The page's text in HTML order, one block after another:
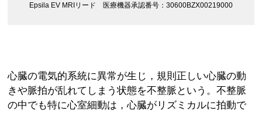
Epsila EV MRIリード 医療機器承認番号：30600BZX00219000
心臓の電気的系統に異常が生じ，規則正しい心臓の動
きや脈拍が乱れてしまう状態を不整脈という。不整脈
の中でも特に心室細動は，心臓がリズミカルに拍動で